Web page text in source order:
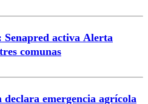
activa Alerta
comunas
emergencia agrícola